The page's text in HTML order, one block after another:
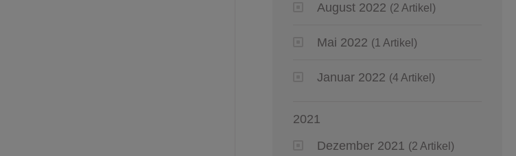
August 2022 (2 Artikel)
Mai 2022 (1 Artikel)
Januar 2022 (4 Artikel)
2021
Dezember 2021 (2 Artikel)